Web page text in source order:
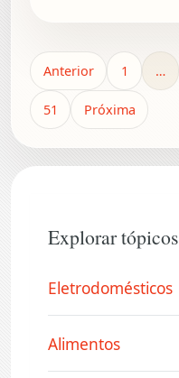
Anterior 1 …
51 Próxima
Explorar tópicos
Eletrodomésticos
Alimentos